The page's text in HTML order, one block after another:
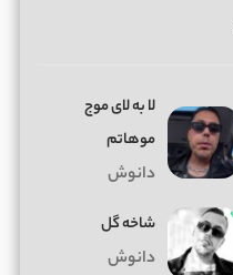
لا به لای موج
موهاتم
دانوش
شاخه گل
دانوش